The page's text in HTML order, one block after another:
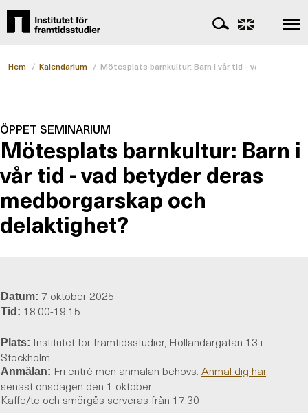
Hem / Kalendarium / Mötesplats barnkultur: Barn i vår tid - vad betyder
ÖPPET SEMINARIUM
Mötesplats barnkultur: Barn i
vår tid - vad betyder deras
medborgarskap och
delaktighet?
Datum: 7 oktober 2025
Tid: 18:00-19:15
Plats: Institutet för framtidsstudier, Holländargatan 13 i
Stockholm
Anmälan: Fri entré men anmälan behövs. Anmäl dig här,
senast onsdagen den 1 oktober.
Kaffe/te och smörgås serveras från 17.30